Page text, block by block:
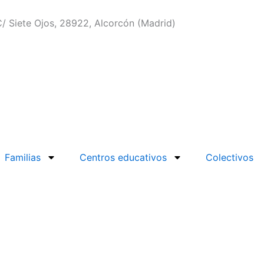
Siete Ojos, 28922, Alcorcón (Madrid)
Familias Centros educativos Colectivos